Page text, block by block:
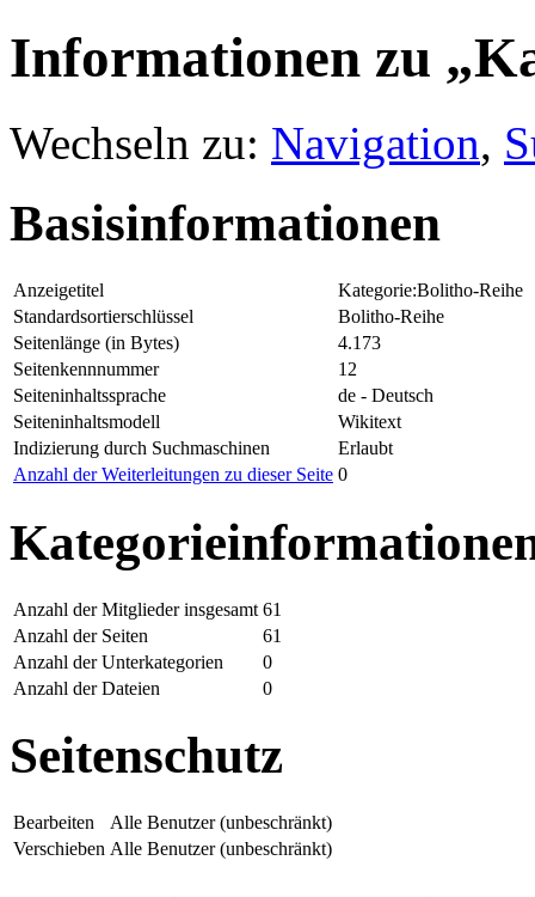
Informationen zu
Wechseln zu: Navigation,
Basisinformationen
Anzeigetitel
Kategorie:Bolitho-Reihe
Standardsortierschlüssel
Bolitho-Reihe
Seitenlänge (in Bytes)
4.173
Seitenkennnummer
12
Seiteninhaltssprache
de - Deutsch
Seiteninhaltsmodell
Wikitext
Indizierung durch Suchmaschinen
Erlaubt
Anzahl der Weiterleitungen zu dieser Seite 0
Anzahl der Mitglieder insgesamt 61
Anzahl der Seiten
61
Anzahl der Unterkategorien
0
Anzahl der Dateien
0
Seitenschutz
Bearbeiten
Alle Benutzer (unbeschränkt)
Verschieben Alle Benutzer (unbeschränkt)